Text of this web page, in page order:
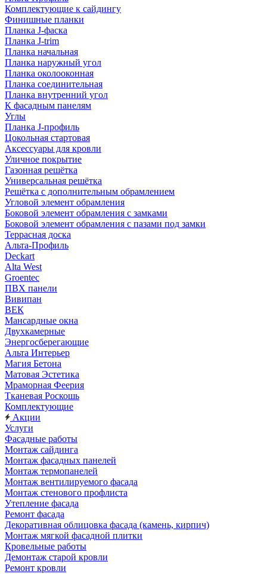
Комплектующие к сайдингу
Финишные планки
Планка J-фаска
Планка J-trim
Планка начальная
Планка наружный угол
Планка околооконная
Планка соединительная
Планка внутренний угол
К фасадным панелям
Углы
Планка J-профиль
Цокольная стартовая
Аксессуары для кровли
Уличное покрытие
Газонная решётка
Универсальная решётка
Решётка с дополнительным обрамлением
Угловой элемент обрамления
Боковой элемент обрамления с замками
Боковой элемент обрамления с пазами под замки
Террасная доска
Альта-Профиль
Deckart
Alta West
Groentec
ПВХ панели
Вивипан
ВЕК
Мансардные окна
Двухкамерные
Энергосберегающие
Альта Интерьер
Магия Бетона
Матовая Эстетика
Мраморная Феерия
Тканевая Роскошь
Комплектующие
Акции
Услуги
Фасадные работы
Монтаж сайдинга
Монтаж фасадных панелей
Монтаж термопанелей
Монтаж вентилируемого фасада
Монтаж стенового профлиста
Утепление фасада
Ремонт фасада
Декоративная облицовка фасада (камень, кирпич)
Монтаж мягкой фасадной плитки
Кровельные работы
Демонтаж старой кровли
Ремонт кровли